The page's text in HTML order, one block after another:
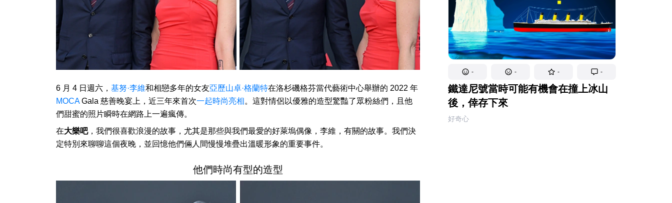
- - - -
鐵達尼號當時可能有機會在撞上冰山
後，倖存下來
好奇心
6 月 4 日週六， 基努·李維和相戀多年的女友亞歷山卓·格蘭特在洛杉磯格芬當代藝術中心舉辦的 2022 年
MOCAGala 慈善晚宴上，近三年來首次一起時尚亮相。這對情侶以優雅的造型驚豔了眾粉絲們，且他
們甜蜜的照片瞬時在網路上一遍瘋傳。
在大樂吧，我們很喜歡浪漫的故事，尤其是那些與我們最愛的好萊塢偶像，李維，有關的故事。我們決
定特別來聊聊這個夜晚，並回憶他們倆人間慢慢堆疊出溫暖形象的重要事件。
他們時尚有型的造型